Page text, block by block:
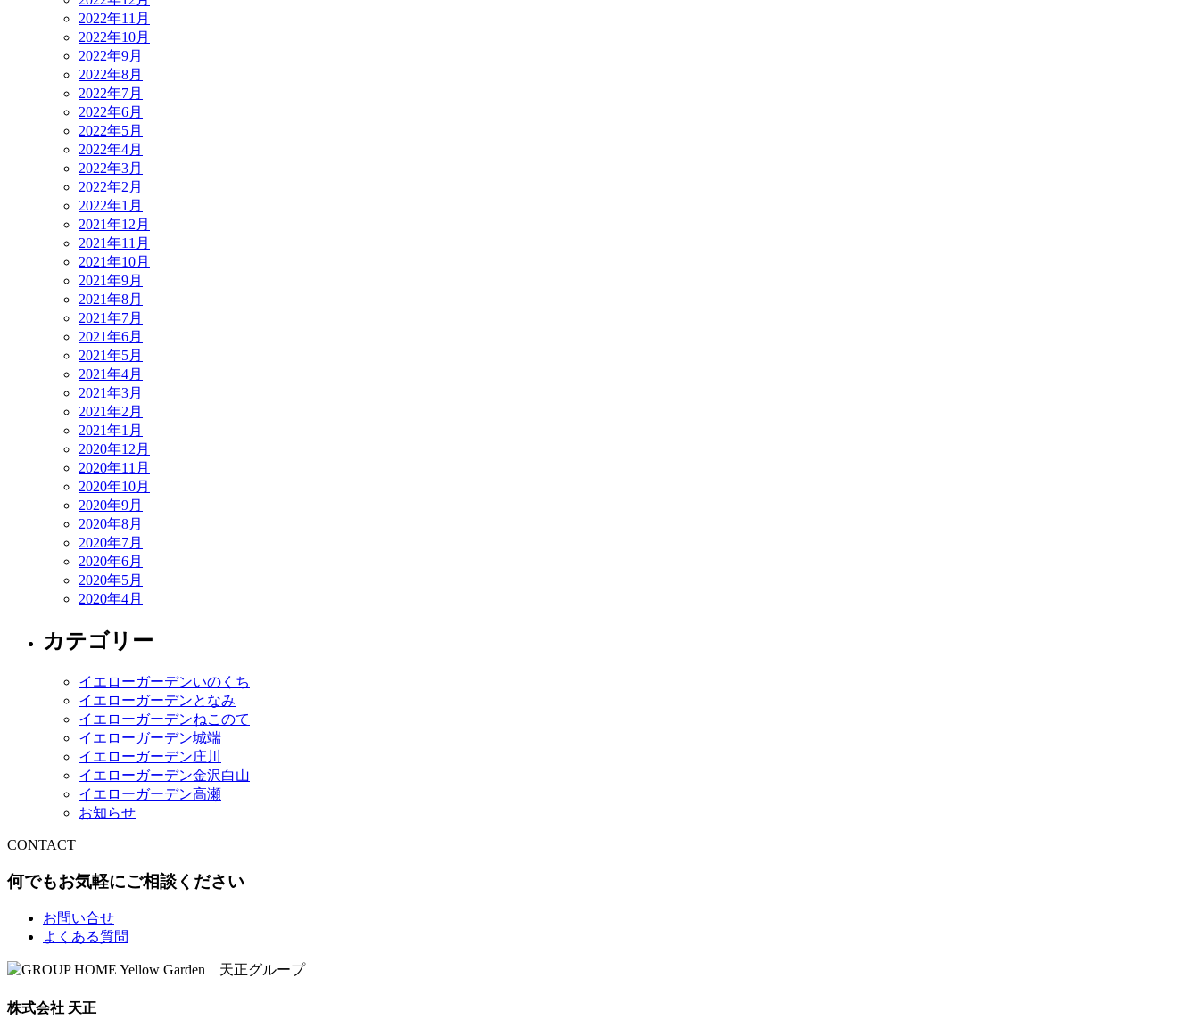
2022年11月
2022年10月
2022年9月
2022年8月
2022年7月
2022年6月
2022年5月
2022年4月
2022年3月
2022年2月
2022年1月
2021年12月
2021年11月
2021年10月
2021年9月
2021年8月
2021年7月
2021年6月
2021年5月
2021年4月
2021年3月
2021年2月
2021年1月
2020年12月
2020年11月
2020年10月
2020年9月
2020年8月
2020年7月
2020年6月
2020年5月
2020年4月
カテゴリー
イエローガーデンいのくち
イエローガーデンとなみ
イエローガーデンねこのて
イエローガーデン城端
イエローガーデン庄川
イエローガーデン金沢白山
イエローガーデン高瀬
お知らせ
CONTACT
何でもお気軽にご相談ください
お問い合せ
よくある質問
株式会社 天正